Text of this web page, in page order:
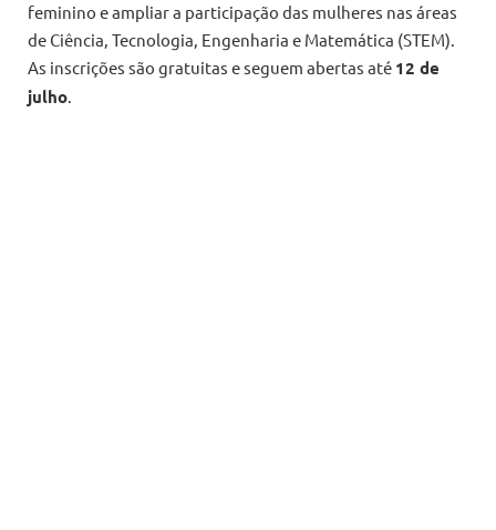
feminino e ampliar a participação das mulheres nas áreas
de Ciência, Tecnologia, Engenharia e Matemática (STEM).
As inscrições são gratuitas e seguem abertas até 12 de
julho.